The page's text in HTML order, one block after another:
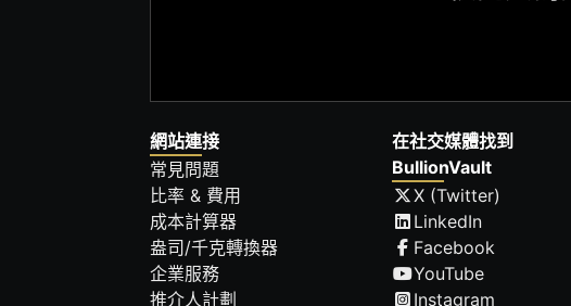
網站連接
常見問題
比率 & 費用
成本計算器
盎司/千克轉換器
企業服務
推介人計劃
在社交媒體找到
BullionVault
X (Twitter)
LinkedIn
Facebook
YouTube
Instagram